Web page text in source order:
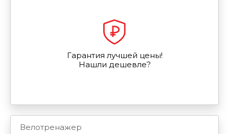
Гарантия лучшей цены!
Нашли дешевле?
Велотренажер